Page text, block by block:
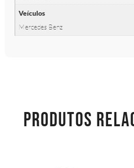
Veículos
Mercedes Benz
PRODUTOS